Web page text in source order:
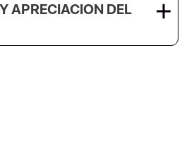
APRECIACION DEL